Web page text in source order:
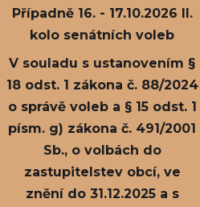
Případně 16. - 17.10.2026 II.
kolo senátních voleb
V souladu s ustanovením §
18 odst. 1 zákona č. 88/2024
o správě voleb a § 15 odst. 1
písm. g) zákona č. 491/2001
Sb., o volbách do
zastupitelstev obcí, ve
znění do 31.12.2025 a s